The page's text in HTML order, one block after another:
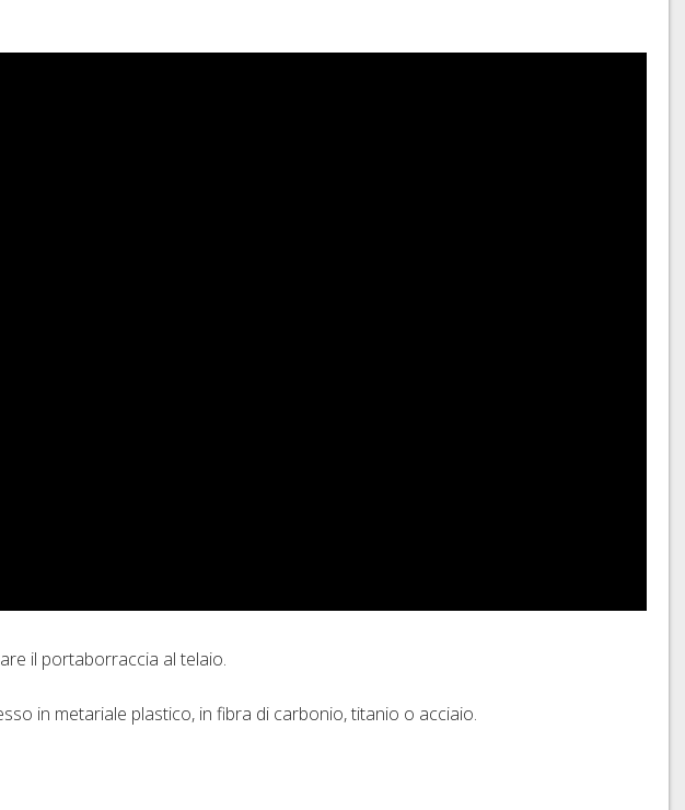
il portaborraccia al telaio.
in metariale plastico, in fibra di carbonio, titanio o acciaio.